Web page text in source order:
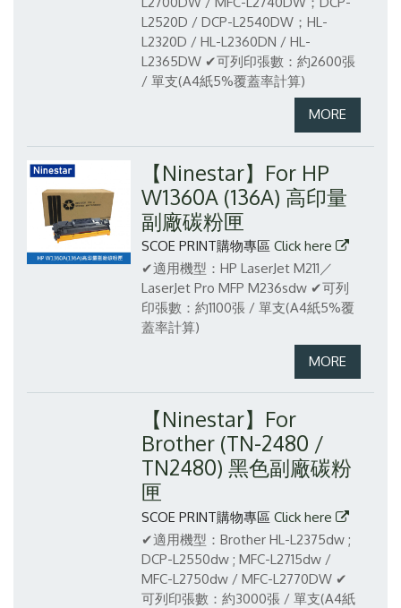
L2520D / DCP-L2540DW；HL-
L2320D / HL-L2360DN / HL-
L2365DW ✔可列印張數：約2600張
/ 單支(A4紙5%覆蓋率計算)
【Ninestar】For HP
W1360A (136A) 高印量
副廠碳粉匣
SCOE PRINT購物專區 Click here
✔適用機型：HP LaserJet M211／
LaserJet Pro MFP M236sdw ✔可列
印張數：約1100張 / 單支(A4紙5%覆
蓋率計算)
【Ninestar】For
Brother (TN-2480 /
TN2480) 黑色副廠碳粉
匣
SCOE PRINT購物專區 Click here
✔適用機型：Brother HL-L2375dw ;
DCP-L2550dw ; MFC-L2715dw /
MFC-L2750dw / MFC-L2770DW ✔
可列印張數：約3000張 / 單支(A4紙